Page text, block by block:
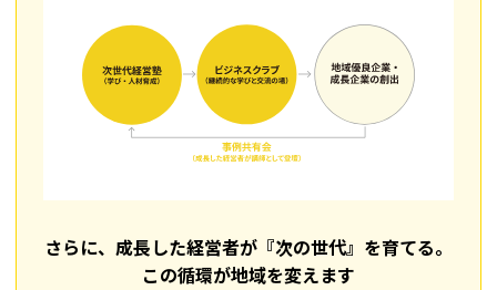
さらに、成長した経営者が『次の世代』を育てる。
この循環が地域を変えます